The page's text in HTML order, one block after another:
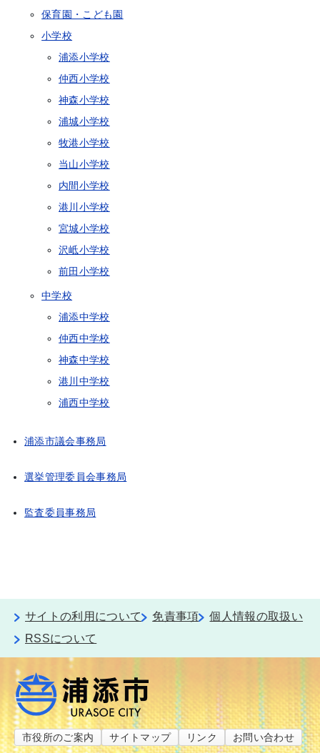
保育園・こども園
小学校
浦添小学校
仲西小学校
神森小学校
浦城小学校
牧港小学校
当山小学校
内間小学校
港川小学校
宮城小学校
沢岻小学校
前田小学校
中学校
浦添中学校
仲西中学校
神森中学校
港川中学校
浦西中学校
浦添市議会事務局
選挙管理委員会事務局
監査委員事務局
サイトの利用について 免責事項
個人情報の取扱い
RSSについて
市役所のご案内 サイトマップ リンク
お問い合わせ